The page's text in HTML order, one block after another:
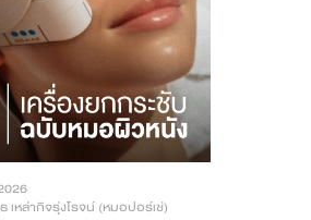
เหล่ากิจรุ่งโรจน์ (หมอปอร์เช่)